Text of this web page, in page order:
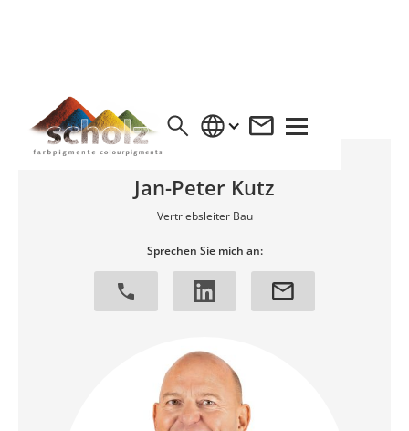
UNSER TEAM FÜR SIE
Jan-Peter Kutz
Vertriebsleiter Bau
Sprechen Sie mich an: